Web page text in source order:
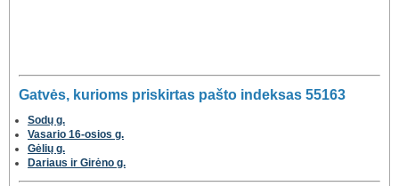
Gatvės, kurioms priskirtas pašto indeksas 55163
Sodų g.
Vasario 16-osios g.
Gėlių g.
Dariaus ir Girėno g.